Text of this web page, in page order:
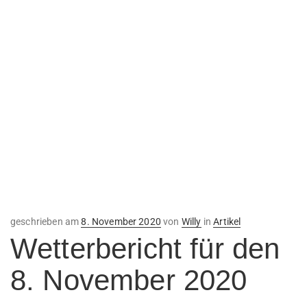
geschrieben amVeröffentlicht
8. November 2020 von Willy inArtikel
Wetterbericht für den
8. November 2020